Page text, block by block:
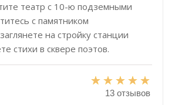
театр с 10-ю подземными
с памятником
на стройку станции
стихи в сквере поэтов.
13 отзывов